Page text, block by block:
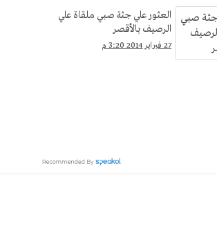
العثور علي جثة صبي ملقاة علي
الرصيف بالأقصر
27 فبراير 2014 3:20 م